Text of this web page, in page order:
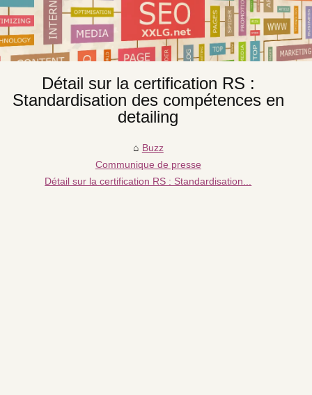
Détail sur la certification RS :
Standardisation des compétences en
detailing
Buzz
Communique de presse
Détail sur la certification RS : Standardisation...